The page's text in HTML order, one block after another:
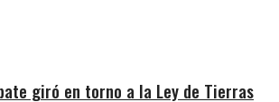
giró en torno a la Ley de Tierras